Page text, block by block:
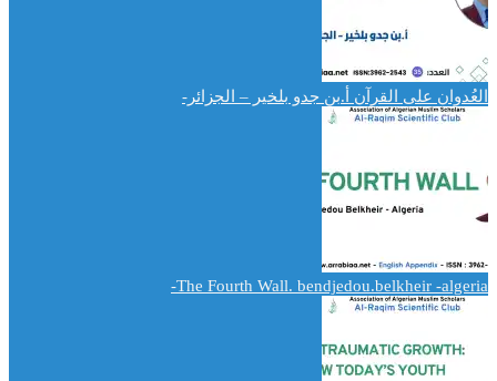
العُدوان على القرآن أ.بن جدو بلخير – الجزائر-
The Fourth Wall. bendjedou.belkheir -algeria-